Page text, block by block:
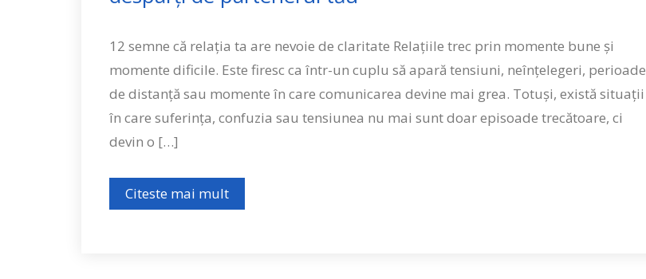
12 semne că relația ta are nevoie de claritate Relațiile trec prin momente bune și
momente dificile. Este firesc ca într-un cuplu să apară tensiuni, neînțelegeri, perioade
de distanță sau momente în care comunicarea devine mai grea. Totuși, există situații
în care suferința, confuzia sau tensiunea nu mai sunt doar episoade trecătoare, ci
devin o […]
Citeste mai mult